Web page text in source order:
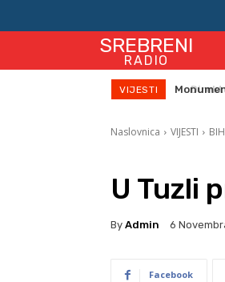
SREBRENI
RADIO
VIJESTI Direktor
Naslovnica VIJESTI
U Tuzli
By Admin 6
Facebook